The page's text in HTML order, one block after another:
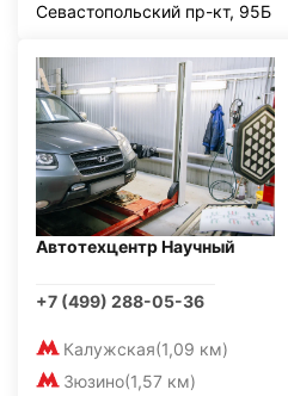
Севастопольский пр-кт, 95Б
Автотехцентр Научный
+7 (499) 288-05-36
Калужская(1,09 км)
Зюзино(1,57 км)